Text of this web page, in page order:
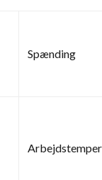
Spænding